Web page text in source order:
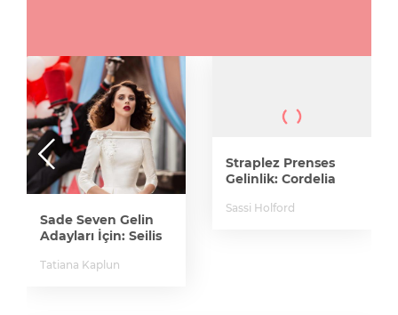
Sade Seven Gelin
Adayları İçin: Seilis
Tatiana Kaplun
Straplez Prenses
Gelinlik: Cordelia
Sassi Holford